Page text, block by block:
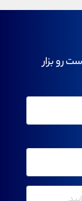
رو بزار